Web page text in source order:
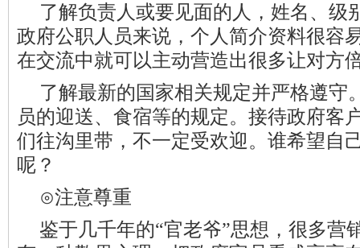
了解负责人或要见面的人，姓名、级
政府公职人员来说，个人简介资料很容
在交流中就可以主动营造出很多让对方
了解最新的国家相关规定并严格遵守
员的迎送、食宿等的规定。接待政府客
们往沟里带，不一定受欢迎。谁希望自
呢？
⊙注意尊重
鉴于几千年的“官老爷”思想，很多营